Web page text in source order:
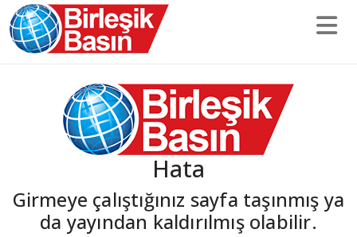
Hata
Girmeye çalıştığınız sayfa taşınmış ya
da yayından kaldırılmış olabilir.